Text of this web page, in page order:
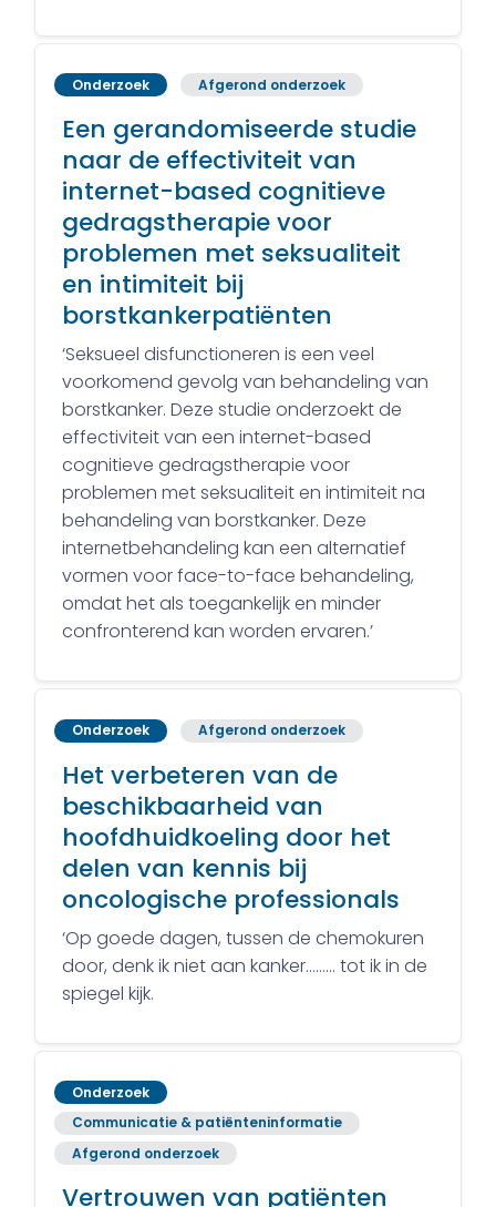
Onderzoek Afgerond onderzoek
Een gerandomiseerde studie
naar de effectiviteit van
internet-based cognitieve
gedragstherapie voor
problemen met seksualiteit
en intimiteit bij
borstkankerpatiënten
‘Seksueel disfunctioneren is een veel
voorkomend gevolg van behandeling van
borstkanker. Deze studie onderzoekt de
effectiviteit van een internet-based
cognitieve gedragstherapie voor
problemen met seksualiteit en intimiteit na
behandeling van borstkanker. Deze
internetbehandeling kan een alternatief
vormen voor face-to-face behandeling,
omdat het als toegankelijk en minder
confronterend kan worden ervaren.’
Onderzoek Afgerond onderzoek
Het verbeteren van de
beschikbaarheid van
hoofdhuidkoeling door het
delen van kennis bij
oncologische professionals
‘Op goede dagen, tussen de chemokuren
door, denk ik niet aan kanker……… tot ik in de
spiegel kijk.
Onderzoek
Communicatie & patiënteninformatie
Afgerond onderzoek
Vertrouwen van patiënten